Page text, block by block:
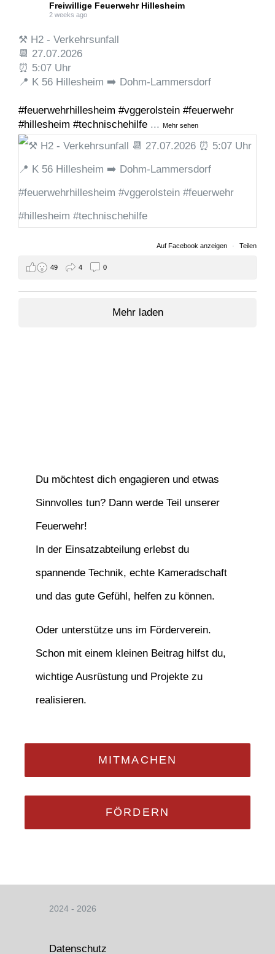
Freiwillige Feuerwehr Hillesheim
2 weeks ago
⚒️ H2 - Verkehrsunfall
📆 27.07.2026
⏰ 5:07 Uhr
📍 K 56 Hillesheim ➡️ Dohm-Lammersdorf
#feuerwehrhillesheim #vggerolstein #feuerwehr
#hillesheim #technischehilfe ... Mehr sehen
Auf Facebook anzeigen · Teilen
49 4 0
Mehr laden
Du möchtest dich engagieren und etwas
Sinnvolles tun? Dann werde Teil unserer
Feuerwehr!
In der Einsatzabteilung erlebst du
spannende Technik, echte Kameradschaft
und das gute Gefühl, helfen zu können.
Oder unterstütze uns im Förderverein.
Schon mit einem kleinen Beitrag hilfst du,
wichtige Ausrüstung und Projekte zu
realisieren.
MITMACHEN
FÖRDERN
2024 - 2026
Datenschutz